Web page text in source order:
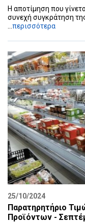
Η αποτίμηση που
συνεχή συγκράτηση
περισσότερα
25/10/2024
Παρατηρητήριο
Προϊόντων -